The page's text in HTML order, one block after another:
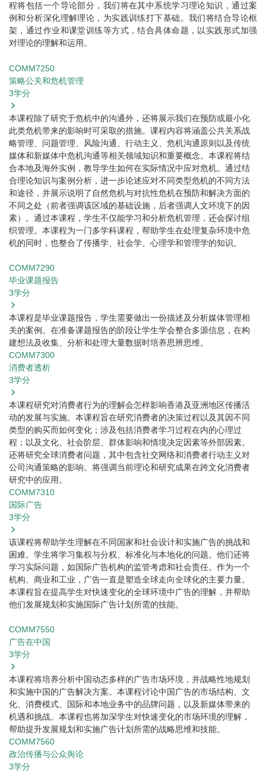
程将包括一个导论部分，我们将在其中系统学习理论知识，通过案
例和分析深化理解理论，为实践训练打下基础。我们将结合导论框
架，通过作业和课堂训练等方式，结合具体命题，以实践形式加强
对理论的理解和运用。
COMM7250
策略公关和危机管理
3学分
本课程除了研究于危机中的沟通外，还将展示我们在预防或最小化
此类危机带来的影响时可采取的措施。课程内容将涵盖公共关系战
略管理、问题管理、风险沟通、行动主义、危机沟通原则以及传统
媒体和新媒体中危机沟通等相关领域知识和重要概念。本课程将结
合本地及海外实例，教导学生如何在实际情况中应对危机。通过结
合理论知识与案例分析，进一步论述应对不同类型危机的不同方法
和途径，并展示说明了自然危机与对抗性危机在预防和解决方面的
不同之处（前者强调该区域的基础设施，后者强调人文环境下的因
素）。通过本课程，学生不仅能学习和分析危机管理，还会探讨组
织管理。本课程为一门多学科课程，帮助学生在处理复杂环境中危
机的同时，也整合了传播学、社会学、心理学和管理学的知识。
COMM7290
毕业课题报告
3学分
本课程是毕业课题报告，学生需要做出一份描述及分析媒体管理相
关的案例。在准备课题报告的阶段让学生学会整合多源信息，在构
建想法及收集、分析和处理大量数据时培养思辨思维。
COMM7300
消费者透析
3学分
本课程研究对消费者行为的理解会怎样影响香港及亚洲地区传播活
动的发展与实施。本课程旨在研究消费者的决策过程以及其因不同
类型的购买而如何变化；涉及包括消费者学习过程在内的心理过
程；以及文化、社会阶层、群体影响和情境决定因素等外部因素。
还将研究全球消费者问题，其中包含社交网络和消费者行动主义对
公司沟通策略的影响。将强调当前理论和研究成果在跨文化消费者
研究中的应用。
COMM7310
国际广告
3学分
该课程将帮助学生理解在不同国家和社会设计和实施广告的挑战和
困难。学生将学习集权与分权、标准化与本地化的问题。他们还将
学习实际问题，如国际广告机构的监管考虑和社会责任。作为一个
机构、商业和工业，广告一直是塑造全球走向全球化的主要力量。
本课程旨在提高学生对快速变化的全球环境中广告的理解，并帮助
他们发展规划和实施国际广告计划所需的技能。
COMM7550
广告在中国
3学分
本课程将培养分析中国动态多样的广告市场环境，并战略性地规划
和实施中国的广告解决方案。本课程讨论中国广告的市场结构、文
化、消费模式、国际和本地业务中的品牌问题，以及新媒体带来的
机遇和挑战。本课程也将加深学生对快速变化的市场环境的理解，
帮助提升发展规划和实施广告计划所需的战略思维和技能。
COMM7560
政治传播与公众舆论
3学分